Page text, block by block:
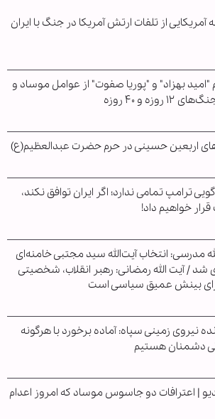
آمریکایی از تلفات ارتش آمریکا در جنگ با ایران
"امید بهزاد" و "پوریا صفوت" از عوامل موساد و
و ۴۰ روزه
اربعین حسینی در حرم حضرت عبدالعظیم(ع)
ترامپ تمامی ندارد؛ اگر ایران توافق نکند،
خواهیم داد!
مدرسی: انتخاب آیت‌الله سید مجتبی خامنه‌ای
/ آیت الله رمضانی: رهبر انقلاب، شخصیتی
بینش عمیق سیاسی است
نیروی زمینی سپاه: آماده برخورد با هرگونه
دشمنان هستیم
| اعترافات دو جاسوس موساد که امروز اعدام